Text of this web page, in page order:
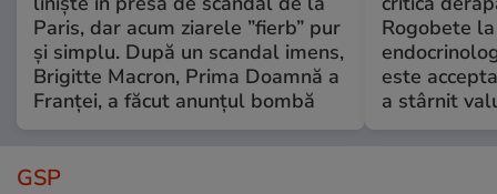
Paris, dar acum ziarele ”fierb” pur
și simplu. După un scandal imens,
Brigitte Macron, Prima Doamnă a
Franței, a făcut anunțul bombă
Rogobete
este
a stârnit
GSP